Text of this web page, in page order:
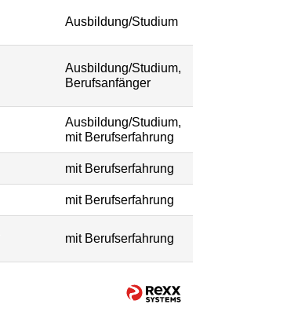
Ausbildung/Studium
Ausbildung/Studium,
Berufsanfänger
Ausbildung/Studium,
mit Berufserfahrung
mit Berufserfahrung
mit Berufserfahrung
mit Berufserfahrung